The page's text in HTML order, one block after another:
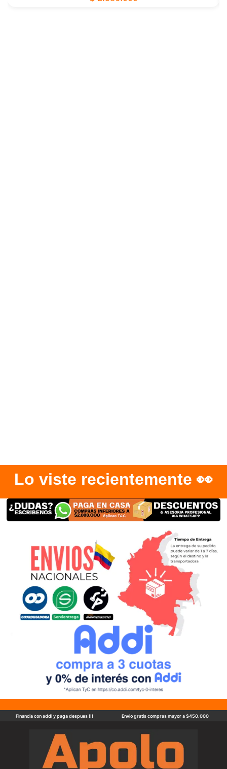
Lo viste recientemente 👀
Financia con addi y paga despues !!! Envio gratis compras mayor a $450.000